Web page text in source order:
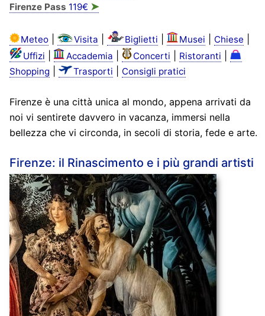
Firenze Pass 119€ ➤
Meteo| Visita Biglietti Musei Chiese
Uffizi Accademia Concerti Ristoranti
Shopping Trasporti Consigli pratici
Firenze è una città unica al mondo, appena arrivati da
noi vi sentirete davvero in vacanza, immersi nella
bellezza che vi circonda, in secoli di storia, fede e arte.
Firenze: il Rinascimento e i più grandi artisti